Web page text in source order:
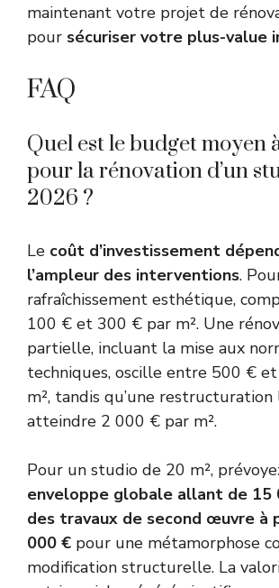
maintenant votre projet de
pour sécuriser votre plus-value
FAQ
Quel est le budget moyen
pour la rénovation d’un
2026 ?
Le coût d’investissement
l’ampleur des interventions.
rafraîchissement esthétique,
100 € et 300 € par m². Une
partielle, incluant la mise aux
techniques, oscille entre 500 €
m², tandis qu’une
atteindre 2 000 € par m².
Pour un studio de 20 m²,
enveloppe globale allant de 15
des travaux de second œuvre à
000 € pour une métamorphose
modification structurelle. La